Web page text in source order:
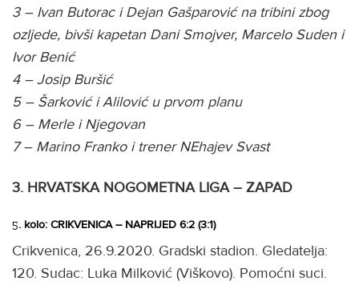
3 – Ivan Butorac i Dejan Gašparović na tribini zbog
ozljede, bivši kapetan Dani Smojver, Marcelo Suden i
Ivor Benić
4 – Josip Buršić
5 – Šarković i Alilović u prvom planu
6 – Merle i Njegovan
7 – Marino Franko i trener NEhajev Svast
3. HRVATSKA NOGOMETNA LIGA – ZAPAD
5. kolo: CRIKVENICA – NAPRIJED 6:2 (3:1)
Crikvenica, 26.9.2020. Gradski stadion. Gledatelja:
120. Sudac: Luka Milković (Viškovo). Pomoćni suci.